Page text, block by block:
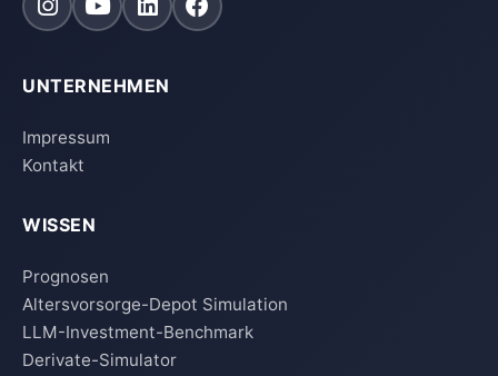
UNTERNEHMEN
Impressum
Kontakt
WISSEN
Prognosen
Altersvorsorge-Depot Simulation
LLM-Investment-Benchmark
Derivate-Simulator